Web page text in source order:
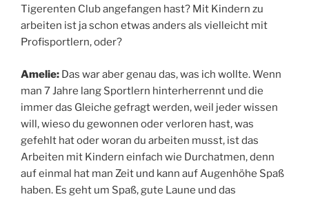
Tigerenten Club angefangen hast? Mit Kindern zu
arbeiten ist ja schon etwas anders als vielleicht mit
Profisportlern, oder?
Amelie: Das war aber genau das, was ich wollte. Wenn
man 7 Jahre lang Sportlern hinterherrennt und die
immer das Gleiche gefragt werden, weil jeder wissen
will, wieso du gewonnen oder verloren hast, was
gefehlt hat oder woran du arbeiten musst, ist das
Arbeiten mit Kindern einfach wie Durchatmen, denn
auf einmal hat man Zeit und kann auf Augenhöhe Spaß
haben. Es geht um Spaß, gute Laune und das